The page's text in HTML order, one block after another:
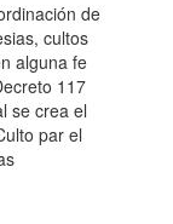
de
cultos
alguna fe
117
se crea el
par el